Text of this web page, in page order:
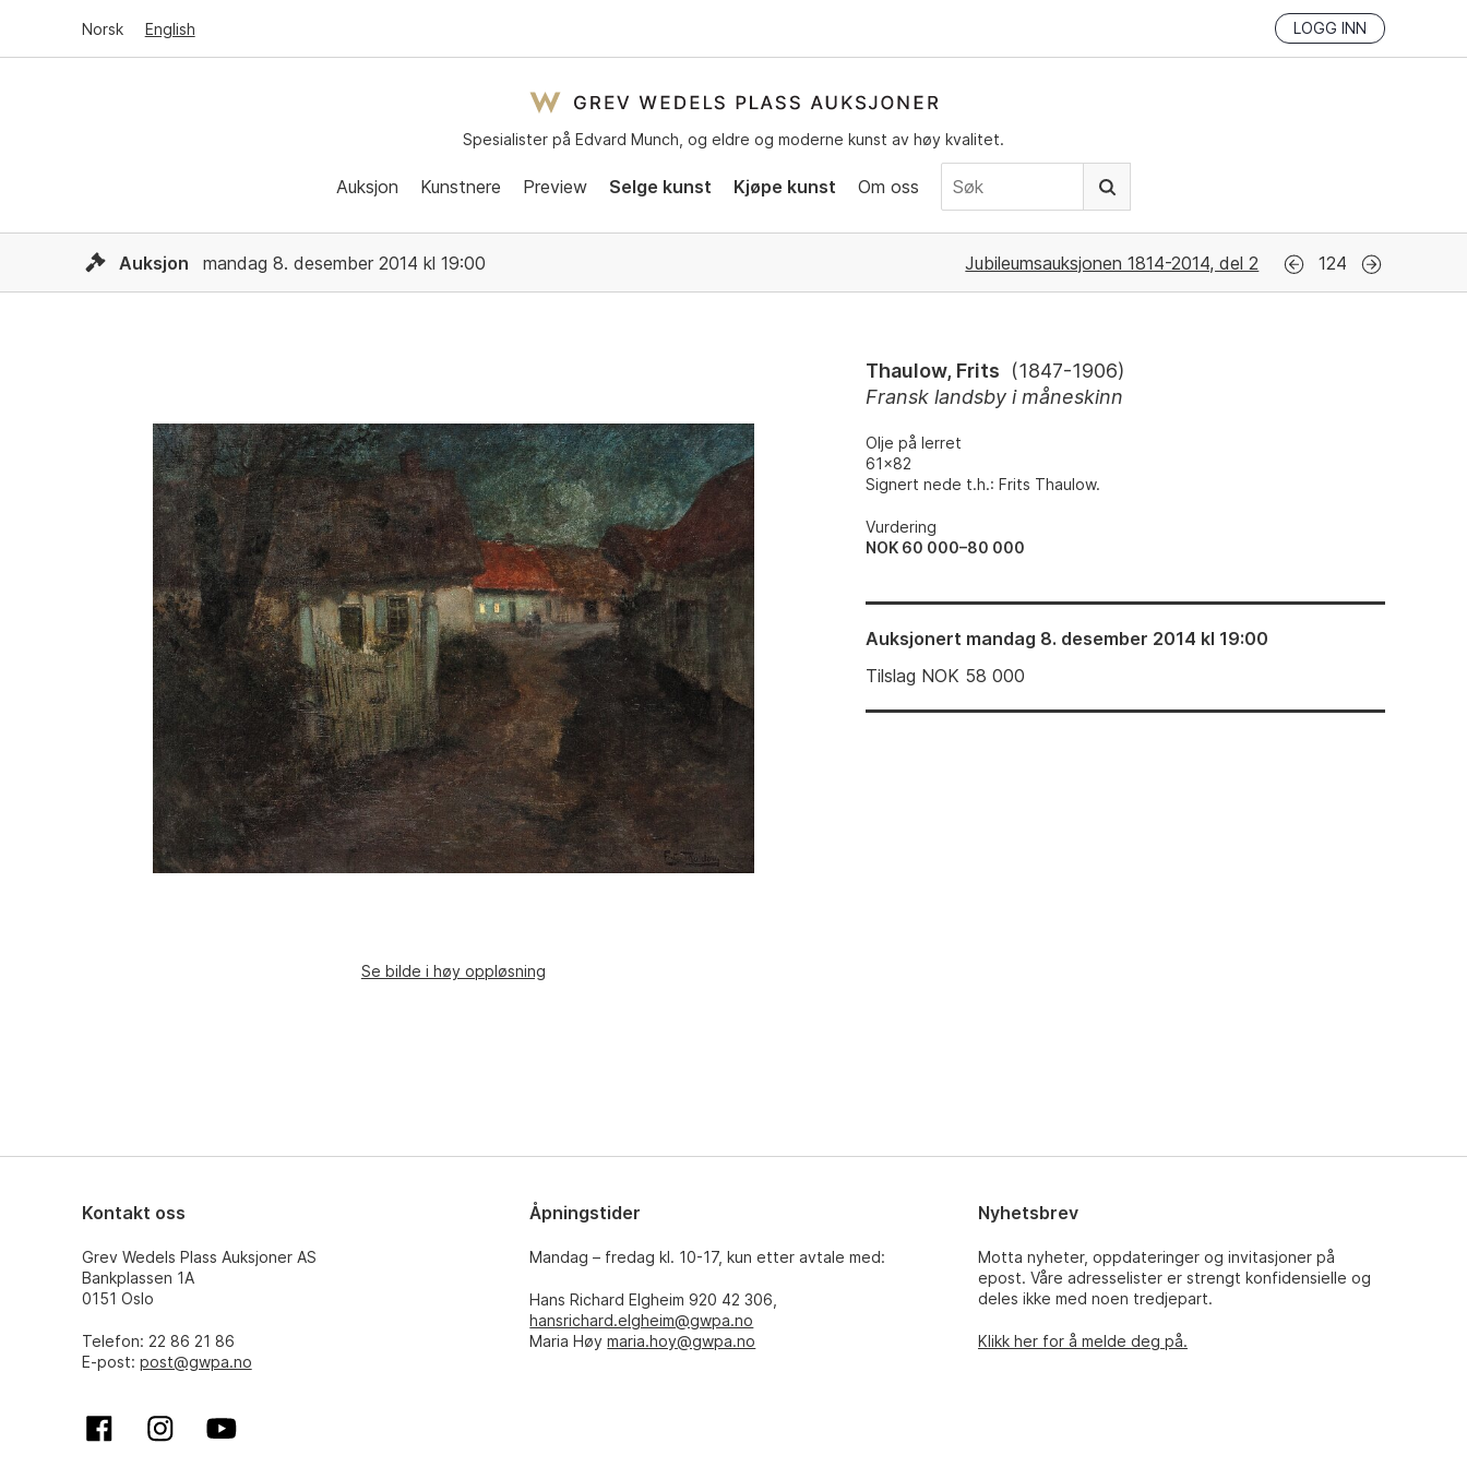
Norsk English LOGG INN
Spesialister på Edvard Munch, og eldre og moderne kunst av høy kvalitet.
Auksjon Kunstnere Preview Selge kunst Kjøpe kunst Om oss
Auksjon mandag 8. desember 2014 kl 19:00 Jubileumsauksjonen 1814-2014, del 2 124
Se bilde i høy oppløsning
Thaulow, Frits (1847-1906)
Fransk landsby i måneskinn
Olje på lerret
61x82
Signert nede t.h.: Frits Thaulow.
Vurdering
NOK 60 000–80 000
Auksjonert mandag 8. desember 2014 kl 19:00
Tilslag NOK 58 000
Kontakt oss
Grev Wedels Plass Auksjoner AS
Bankplassen 1A
0151 Oslo
Telefon: 22 86 21 86
E-post: post@gwpa.no
Åpningstider
Mandag – fredag kl. 10-17, kun etter avtale med:
Hans Richard Elgheim 920 42 306,
hansrichard.elgheim@gwpa.no
Maria Høymaria.hoy@gwpa.no
Nyhetsbrev
Motta nyheter, oppdateringer og invitasjoner på
epost. Våre adresselister er strengt konfidensielle og
deles ikke med noen tredjepart.
Klikk her for å melde deg på.